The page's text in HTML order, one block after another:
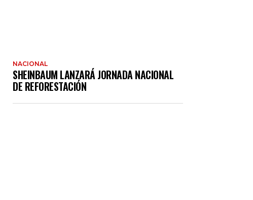
NACIONAL
SHEINBAUM LANZARÁ JORNADA NACIONAL
DE REFORESTACIÓN